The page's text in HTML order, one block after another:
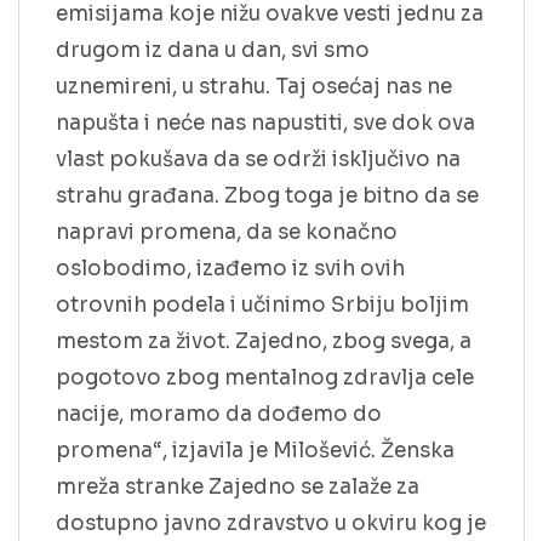
emisijama koje nižu ovakve vesti jednu za
drugom iz dana u dan, svi smo
uznemireni, u strahu. Taj osećaj nas ne
napušta i neće nas napustiti, sve dok ova
vlast pokušava da se održi isključivo na
strahu građana. Zbog toga je bitno da se
napravi promena, da se konačno
oslobodimo, izađemo iz svih ovih
otrovnih podela i učinimo Srbiju boljim
mestom za život. Zajedno, zbog svega, a
pogotovo zbog mentalnog zdravlja cele
nacije, moramo da dođemo do
promena“, izjavila je Milošević. Ženska
mreža stranke Zajedno se zalaže za
dostupno javno zdravstvo u okviru kog je